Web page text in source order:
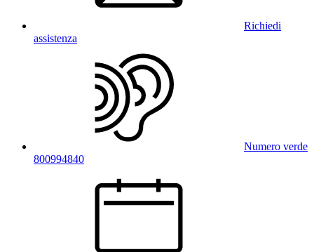
Richiedi
assistenza
Numero verde
800994840